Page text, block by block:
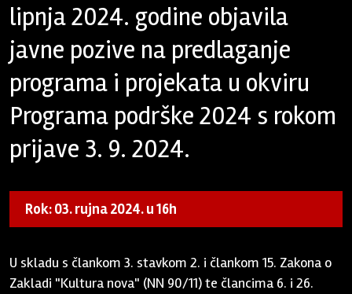
lipnja 2024. godine objavila
javne pozive na predlaganje
programa i projekata u okviru
Programa podrške 2024 s rokom
prijave 3. 9. 2024.
Rok: 03. rujna 2024. u 16h
U skladu s člankom 3. stavkom 2. i člankom 15. Zakona o
Zakladi "Kultura nova" (NN 90/11) te člancima 6. i 26.